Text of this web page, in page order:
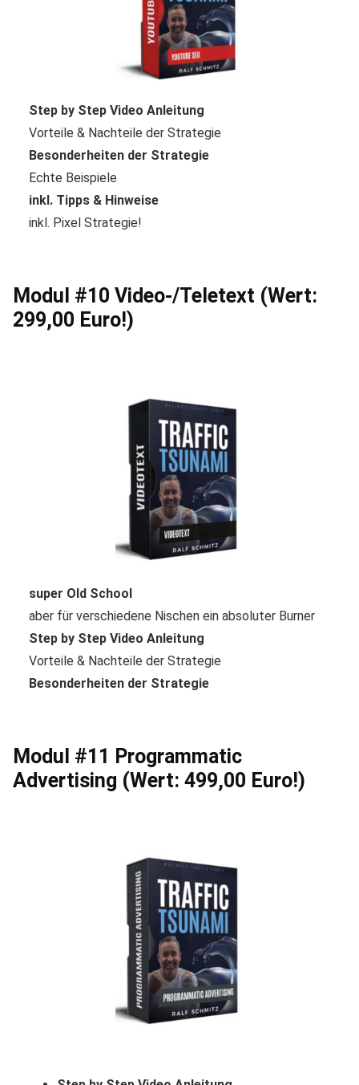
Step by Step Video Anleitung
Vorteile & Nachteile der Strategie
Besonderheiten der Strategie
Echte Beispiele
inkl. Tipps & Hinweise
inkl. Pixel Strategie!
Modul #10 Video-/Teletext (Wert:
299,00 Euro!)
super Old School
aber für verschiedene Nischen ein absoluter Burner
Step by Step Video Anleitung
Vorteile & Nachteile der Strategie
Besonderheiten der Strategie
Modul #11 Programmatic
Advertising (Wert: 499,00 Euro!)